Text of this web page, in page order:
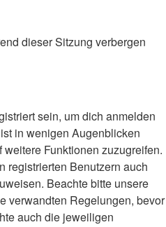
dieser Sitzung verbergen
sein, um dich anmelden
in wenigen Augenblicken
Funktionen zuzugreifen.
registrierten Benutzern auch
Beachte bitte unsere
verwandten Regelungen, bevor
auch die jeweiligen